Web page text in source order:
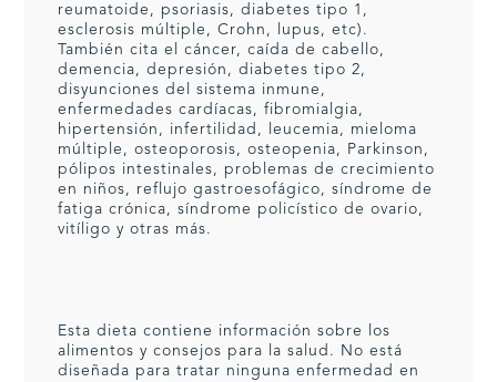
reumatoide, psoriasis, diabetes tipo 1,
esclerosis múltiple, Crohn, lupus, etc).
También cita el cáncer, caída de cabello,
demencia, depresión, diabetes tipo 2,
disyunciones del sistema inmune,
enfermedades cardíacas, fibromialgia,
hipertensión, infertilidad, leucemia, mieloma
múltiple, osteoporosis, osteopenia, Parkinson,
pólipos intestinales, problemas de crecimiento
en niños, reflujo gastroesofágico, síndrome de
fatiga crónica, síndrome policístico de ovario,
vitíligo y otras más.
Esta dieta contiene información sobre los
alimentos y consejos para la salud. No está
diseñada para tratar ninguna enfermedad en